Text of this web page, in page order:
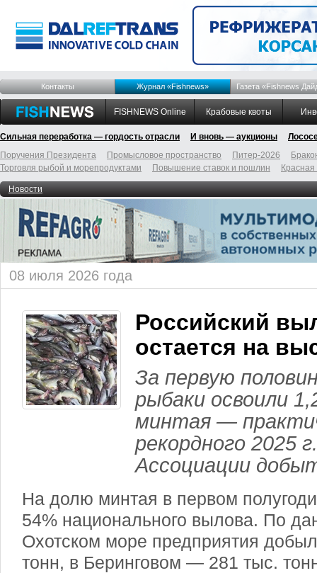
Контакты Журнал «Fishnews» Газета «Fishnews
FISHNEWS Online Крабовые квоты
Сильная переработка — гордость отрасли И вновь — аукционы
Поручения Президента
Промысловое пространство Питер-2026
Торговля рыбой и морепродуктами
Повышение ставок и пошлин
Новости
08 июля 2026 года
Российский
остается на
За первую
рыбаки освоили
минтая —
рекордного 2025
Ассоциации
На долю минтая в первом
54% национального вылова. По
Охотском море предприятия
тонн, в Беринговом — 281 тыс.